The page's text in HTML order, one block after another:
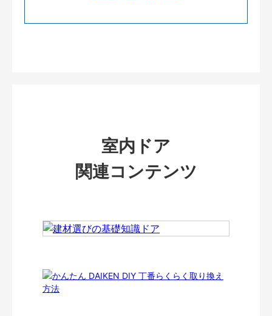
室内ドア
関連コンテンツ